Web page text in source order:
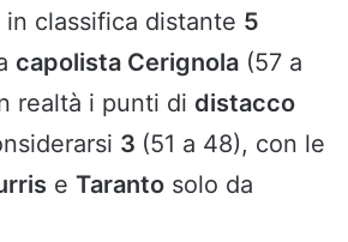
in classifica distante 5
capolista Cerignola (57 a
realtà i punti di distacco
3 (51 a 48), con le
e Taranto solo da